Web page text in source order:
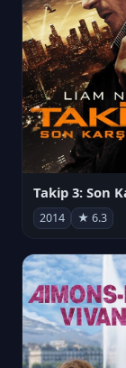
2014 ★ 6.3